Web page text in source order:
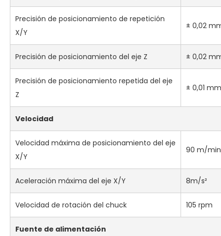
Precisión de posicionamiento de repetición
X/Y
± 0,02
Precisión de posicionamiento del eje Z ± 0,02
Precisión de posicionamiento repetida del eje
Z
± 0,01 mm
Velocidad
Velocidad máxima de posicionamiento del eje
X/Y
90 m/min
Aceleración máxima del eje X/Y 8m/s²
Velocidad de rotación del chuck 105 rpm
Fuente de alimentación